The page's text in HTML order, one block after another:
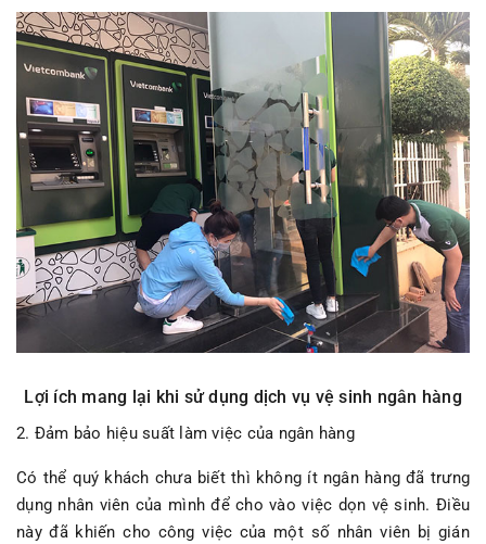
Lợi ích mang lại khi sử dụng dịch vụ vệ sinh ngân hàng
2. Đảm bảo hiệu suất làm việc của ngân hàng
Có thể quý khách chưa biết thì không ít ngân hàng đã trưng
dụng nhân viên của mình để cho vào việc dọn vệ sinh. Điều
này đã khiến cho công việc của một số nhân viên bị gián